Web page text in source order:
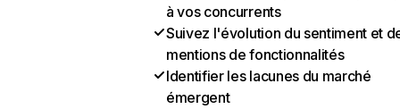
à vos concurrents
Suivez l'évolution du sentiment et
mentions de fonctionnalités
Identifier les lacunes du marché
émergent